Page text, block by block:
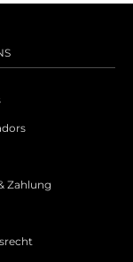
Zahlung